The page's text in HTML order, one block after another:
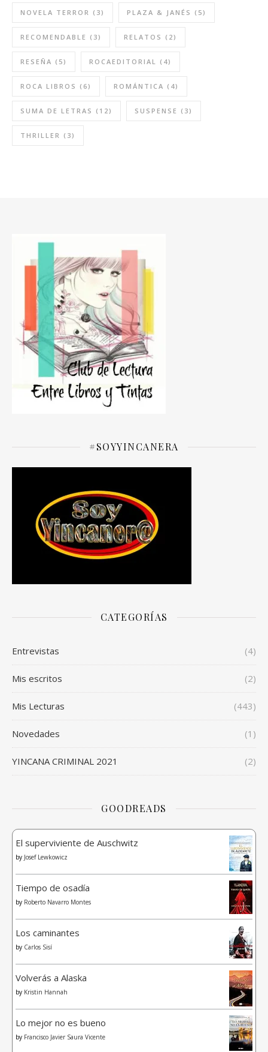
NOVELA TERROR (3) PLAZA & JANÉS (5)
RECOMENDABLE (3) RELATOS (2)
RESEÑA (5) ROCAEDITORIAL (4)
ROCA LIBROS (6) ROMÁNTICA (4)
SUMA DE LETRAS (12) SUSPENSE (3)
THRILLER (3)
#SOYYINCANERA
CATEGORÍAS
Entrevistas (4)
Mis escritos (2)
Mis Lecturas (443)
Novedades (1)
YINCANA CRIMINAL 2021 (2)
GOODREADS
El superviviente de Auschwitz
by Josef Lewkowicz
Tiempo de osadía
by Roberto Navarro Montes
Los caminantes
by Carlos Sisí
Volverás a Alaska
by Kristin Hannah
Lo mejor no es bueno
by Francisco Javier Saura Vicente